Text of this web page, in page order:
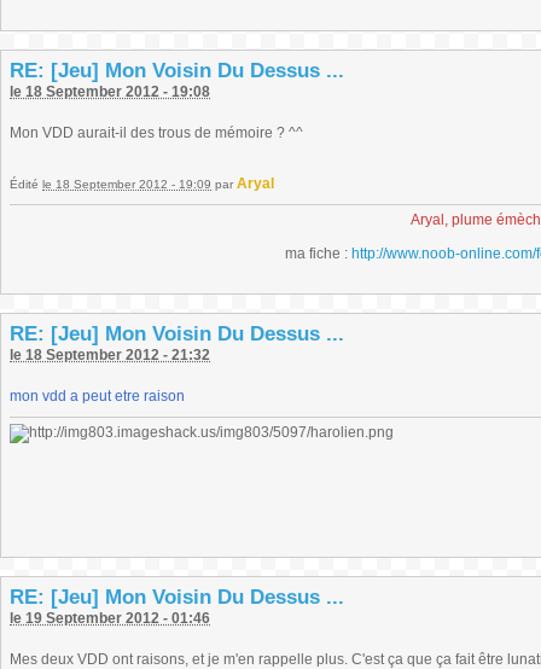
RE: [Jeu] Mon Voisin Du Dessus ...
le 18 September 2012 - 19:08
Mon VDD aurait-il des trous de mémoire ? ^^
Édité le 18 September 2012 - 19:09 par Aryal
Aryal, plume
ma fiche : http://www.noob-
RE: [Jeu] Mon Voisin Du Dessus ...
le 18 September 2012 - 21:32
mon vdd a peut etre raison
RE: [Jeu] Mon Voisin Du Dessus ...
le 19 September 2012 - 01:46
Mes deux VDD ont raisons, et je m'en rappelle plus. C'est ça que ça fait être